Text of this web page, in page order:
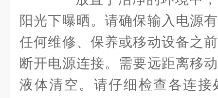
阳光下曝晒。请确保输入电源
任何维修、保养或移动设备之
断开电源连接。需要远距离移
液体清空。请仔细检查各连接